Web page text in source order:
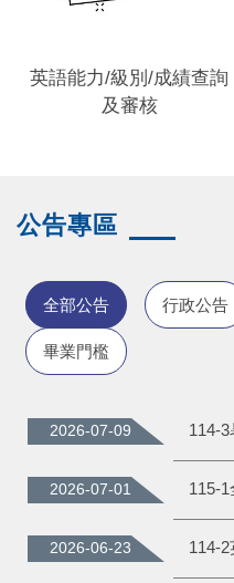
英語能力/級別/成績查詢
及審核
公告專區
全部公告 行政公告
畢業門檻
2026-07-09
2026-07-01
2026-06-23